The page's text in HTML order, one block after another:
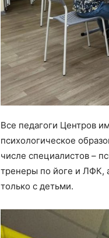
Все педагоги Центров
психологическое
числе специалистов –
тренеры по йоге и ЛФК,
только с детьми.